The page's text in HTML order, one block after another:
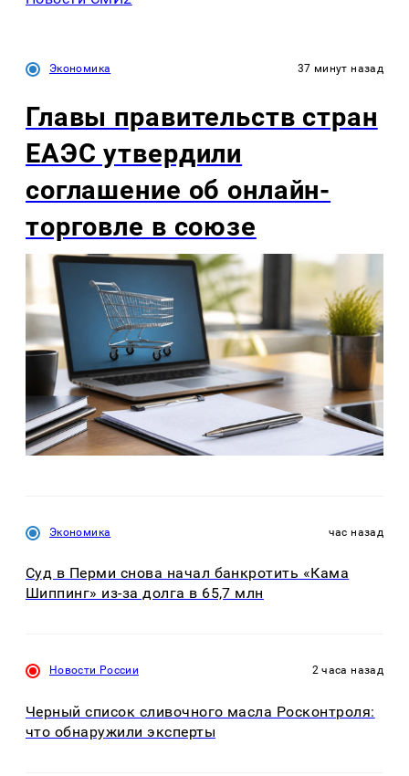
Экономика 37 минут назад
Главы правительств стран
ЕАЭС утвердили
соглашение об онлайн-
торговле в союзе
Экономика час назад
Суд в Перми снова начал банкротить «Кама
Шиппинг» из-за долга в 65,7 млн
Новости России 2 часа назад
Черный список сливочного масла Росконтроля:
что обнаружили эксперты